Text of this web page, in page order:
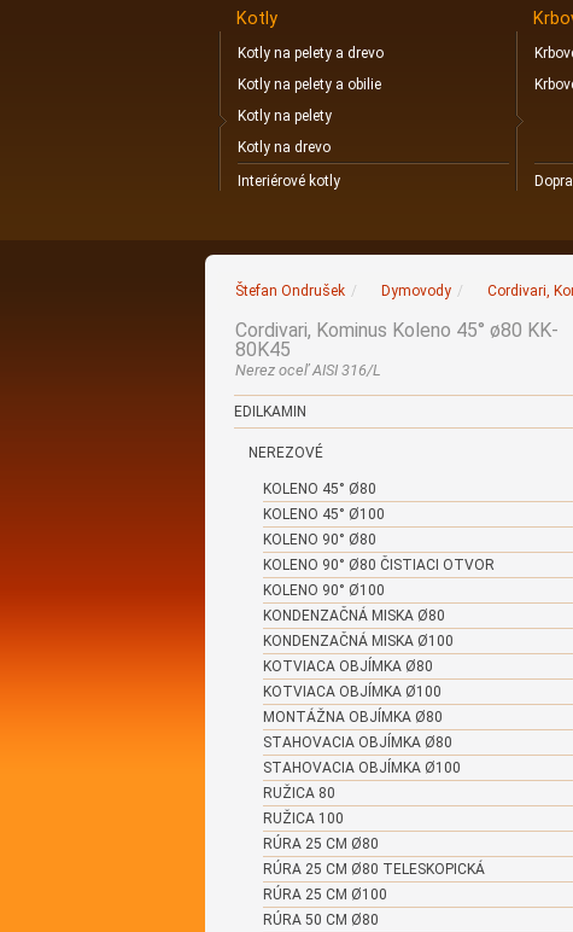
Kotly
Kotly na pelety a drevo
Kotly na pelety a obilie
Kotly na pelety
Kotly na drevo
Interiérové kotly
Cordivari, Kominus Koleno 45° ø80 KK-
80K45
Nerez oceľ AISI 316/L
EDILKAMIN
NEREZOVÉ
KOLENO 45° Ø80
KOLENO 45° Ø100
KOLENO 90° Ø80
KOLENO 90° Ø80 ČISTIACI OTVOR
KOLENO 90° Ø100
KONDENZAČNÁ MISKA Ø80
KONDENZAČNÁ MISKA Ø100
KOTVIACA OBJÍMKA Ø80
KOTVIACA OBJÍMKA Ø100
MONTÁŽNA OBJÍMKA Ø80
STAHOVACIA OBJÍMKA Ø80
STAHOVACIA OBJÍMKA Ø100
RUŽICA 80
RUŽICA 100
RÚRA 25 CM Ø80
RÚRA 25 CM Ø80 TELESKOPICKÁ
RÚRA 25 CM Ø100
RÚRA 50 CM Ø80
Štefan Ondrušek / Dymovody / Cordivari,